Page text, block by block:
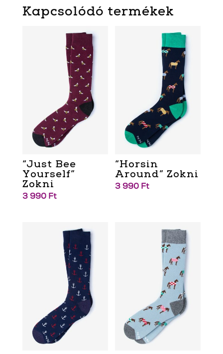
Kapcsolódó termékek
“Just Bee
Yourself”
Zokni
3 990 Ft
“Horsin
Around” Zokni
3 990 Ft